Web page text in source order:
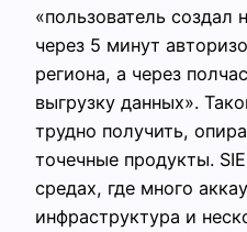
«пользователь создал
через 5 минут
региона, а через
выгрузку данных».
трудно получить,
точечные продукты.
средах, где много
инфраструктура и